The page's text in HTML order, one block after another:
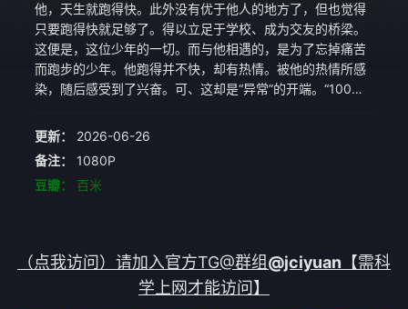
他，天生就跑得快。此外没有优于他人的地方了，但也觉得
只要跑得快就足够了。得以立足于学校、成为交友的桥梁。
这便是，这位少年的一切。而与他相遇的，是为了忘掉痛苦
而跑步的少年。他跑得并不快，却有热情。被他的热情所感
染，随后感受到了兴奋。可、这却是“异常”的开端。“100
更新：
2026-06-26
备注：
1080P
豆瓣：
百米
（点我访问）请加入官方TG@群组@jciyuan 【需科
学上网才能访问】